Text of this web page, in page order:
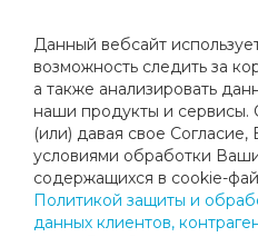
Данный вебсайт
возможность следить за
а также анализировать
наши продукты и сервисы.
(или) давая свое
условиями обработки
содержащихся в cookie-
Политикой защиты и
данных клиентов,
ПОЗДРАВЛЯЕМ
ЯНЦЕЛОВСКОГО
Поздравляем Дмитрия